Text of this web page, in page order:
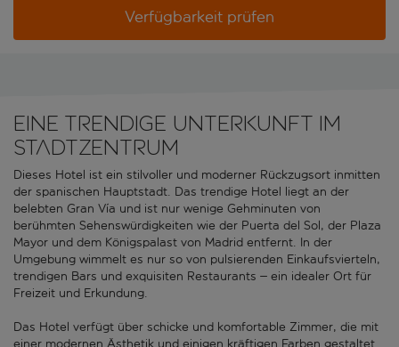
Verfügbarkeit prüfen
Eine trendige Unterkunft im
Stadtzentrum
Dieses Hotel ist ein stilvoller und moderner Rückzugsort inmitten
der spanischen Hauptstadt. Das trendige Hotel liegt an der
belebten Gran Vía und ist nur wenige Gehminuten von
berühmten Sehenswürdigkeiten wie der Puerta del Sol, der Plaza
Mayor und dem Königspalast von Madrid entfernt. In der
Umgebung wimmelt es nur so von pulsierenden Einkaufsvierteln,
trendigen Bars und exquisiten Restaurants – ein idealer Ort für
Freizeit und Erkundung.
Das Hotel verfügt über schicke und komfortable Zimmer, die mit